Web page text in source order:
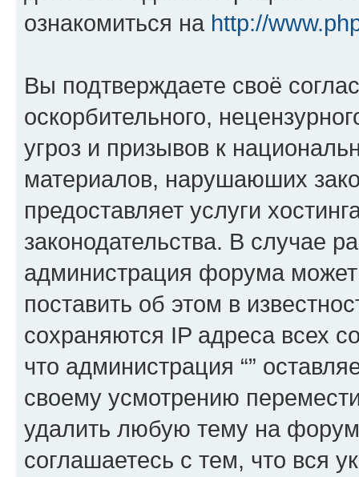
ознакомиться на http://
Вы подтверждаете своё
оскорбительного,
угроз и призывов к
материалов, нарушаюших
предоставляет услуги
законодательства. В случае
администрация форума
поставить об этом в
сохраняются IP адреса всех
что администрация “”
своему усмотрению
удалить любую тему на
соглашаетесь с тем, что вся